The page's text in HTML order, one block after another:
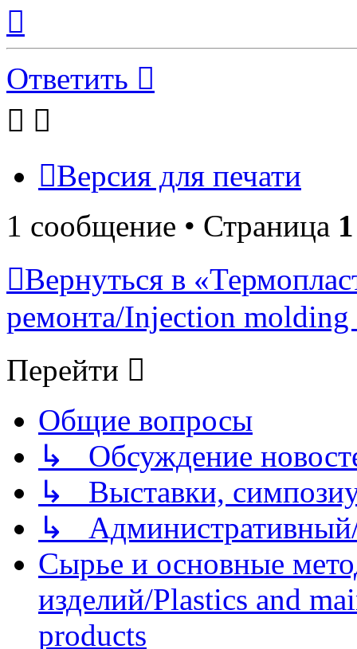
началу
Ответить
Версия для печати
1 сообщение • Страница 1
Вернуться в
ремонта/Injection molding
Перейти
Общие вопросы
↳ Обсуждение
↳ Выставки,
↳
Сырье и основные
изделий/Plastics and
products